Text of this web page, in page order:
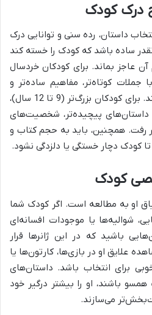
درک کودک
داستان، رده سنی و توانایی درک
ساده باشد که کودک را خسته کند
عاجز بماند. برای کودکان خردسال
با جملات کوتاه‌تر، مفاهیم ساده‌تر و
تصاویر فراوان مناسب‌تر هستند. برای کودکان بزرگ‌تر (9 تا 12 سال)،
داستان‌های پیچیده‌تر، شخصیت‌های
همچنین، باید به حجم کتاب و
کودک دچار خستگی یا دلزدگی نشود.
کودک
او به مطالعه است. اگر کودک شما
شوالیه‌ها یا موجودات افسانه‌ای
باشید که در این ژانرها قرار
علایق او در بازی‌ها، کارتون‌ها یا
برای انتخاب باشد. داستان‌های
باشند، او را بیشتر درگیر خود
می‌سازند.